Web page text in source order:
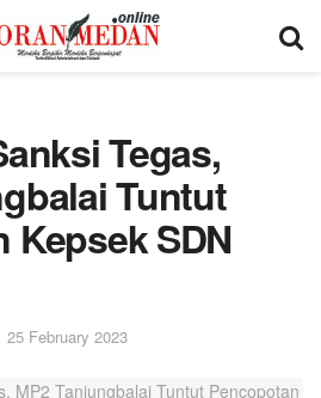
Tegas,
Tuntut
Kepsek SDN
25 February 2023